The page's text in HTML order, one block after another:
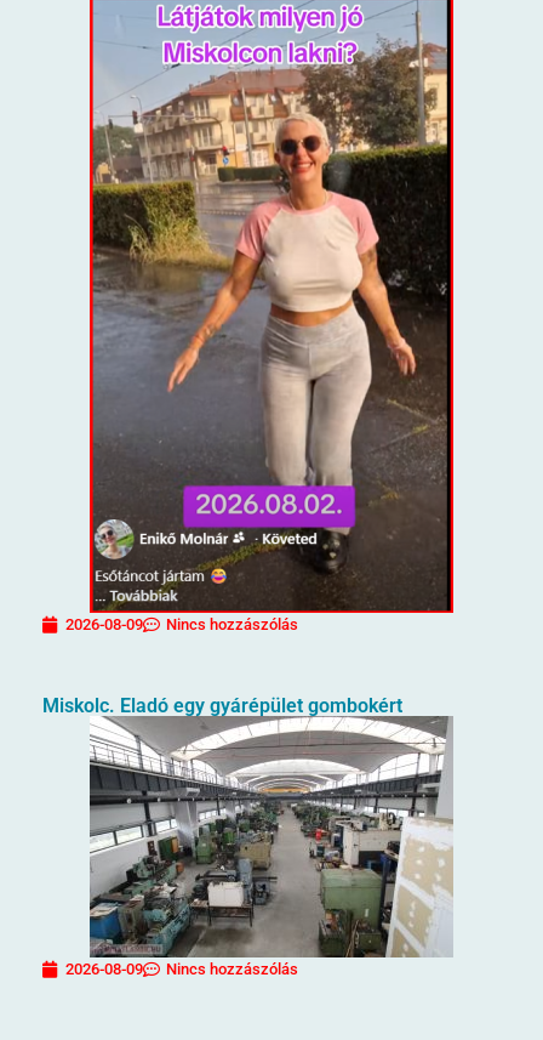
2026-08-09 Nincs hozzászólás
Miskolc. Eladó egy gyárépület gombokért
2026-08-09 Nincs hozzászólás